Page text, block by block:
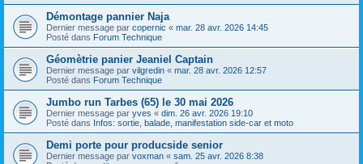
Démontage pannier Naja
Dernier message par copernic « mar. 28 avr. 2026 14:45
Posté dans Forum Technique
Géomètrie panier Jeaniel Captain
Dernier message par vilgredin « mar. 28 avr. 2026 12:57
Posté dans Forum Technique
Jumbo run Tarbes (65) le 30 mai 2026
Dernier message par yves « dim. 26 avr. 2026 19:10
Posté dans Infos: sortie, balade, manifestation side-car et moto
Demi porte pour producside senior
Dernier message par voxman « sam. 25 avr. 2026 8:38